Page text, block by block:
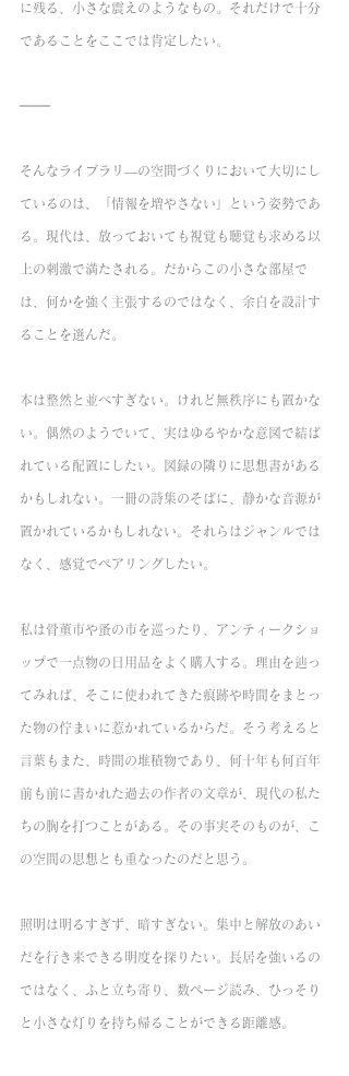
に残る、小さな震えのようなもの。それだけで十分
であることをここでは肯定したい。
そんなライブラリ―の空間づくりにおいて大切にし
ているのは、「情報を増やさない」という姿勢であ
る。現代は、放っておいても視覚も聴覚も求める以
上の刺激で満たされる。だからこの小さな部屋で
は、何かを強く主張するのではなく、余白を設計す
ることを選んだ。
本は整然と並べすぎない。けれど無秩序にも置かな
い。偶然のようでいて、実はゆるやかな意図で結ば
れている配置にしたい。図録の隣りに思想書がある
かもしれない。一冊の詩集のそばに、静かな音源が
置かれているかもしれない。それらはジャンルでは
なく、感覚でペアリングしたい。
私は骨董市や蚤の市を巡ったり、アンティークショ
ップで一点物の日用品をよく購入する。理由を辿っ
てみれば、そこに使われてきた痕跡や時間をまとっ
た物の佇まいに惹かれているからだ。そう考えると
言葉もまた、時間の堆積物であり、何十年も何百年
前も前に書かれた過去の作者の文章が、現代の私た
ちの胸を打つことがある。その事実そのものが、こ
の空間の思想とも重なったのだと思う。
照明は明るすぎず、暗すぎない。集中と解放のあい
だを行き来できる明度を探りたい。長居を強いるの
ではなく、ふと立ち寄り、数ページ読み、ひっそり
と小さな灯りを持ち帰ることができる距離感。